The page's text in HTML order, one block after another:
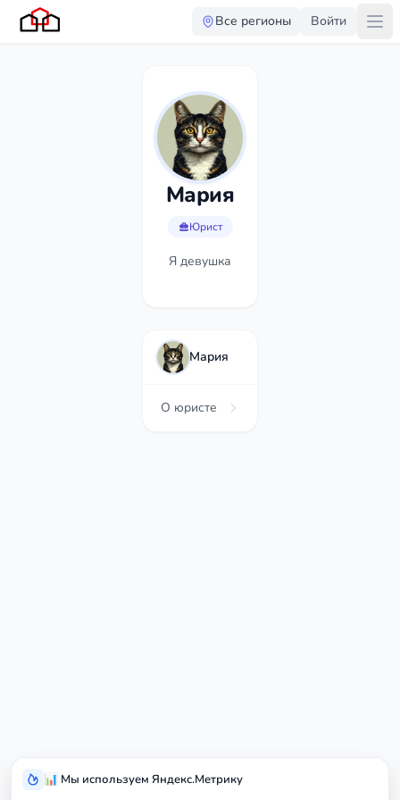
Все регионы Войти
📊 Мы используем Яндекс.Метрику
Мария
О юристе
Мария
Юрист
Я девушка